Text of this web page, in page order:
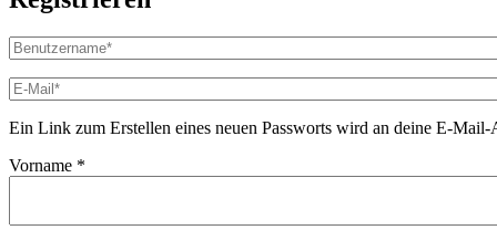
Benutzername
Erforderlich
E-
Mail-
Adresse*
Ein Link zum Erstellen eines neuen Passworts wird an deine E-Mail-
Vorname *